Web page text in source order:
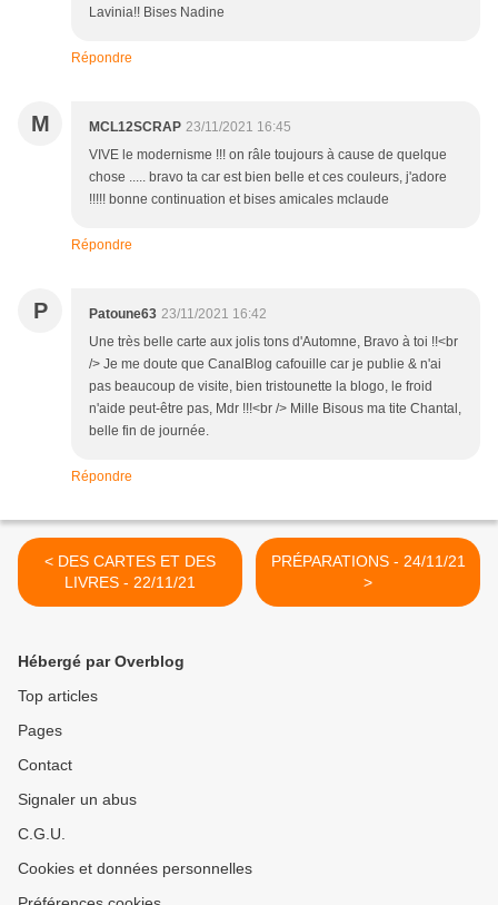
Lavinia!! Bises Nadine
Répondre
M MCL12SCRAP 23/11/2021 16:45
VIVE le modernisme !!! on râle toujours à cause de quelque
chose ..... bravo ta car est bien belle et ces couleurs, j'adore
!!!!! bonne continuation et bises amicales mclaude
Répondre
P Patoune63 23/11/2021 16:42
Une très belle carte aux jolis tons d'Automne, Bravo à toi !!<br
/> Je me doute que CanalBlog cafouille car je publie & n'ai
pas beaucoup de visite, bien tristounette la blogo, le froid
n'aide peut-être pas, Mdr !!!<br /> Mille Bisous ma tite Chantal,
belle fin de journée.
Répondre
< DES CARTES ET DES
LIVRES - 22/11/21
PRÉPARATIONS - 24/11/21
>
Hébergé par Overblog
Top articles
Pages
Contact
Signaler un abus
C.G.U.
Cookies et données personnelles